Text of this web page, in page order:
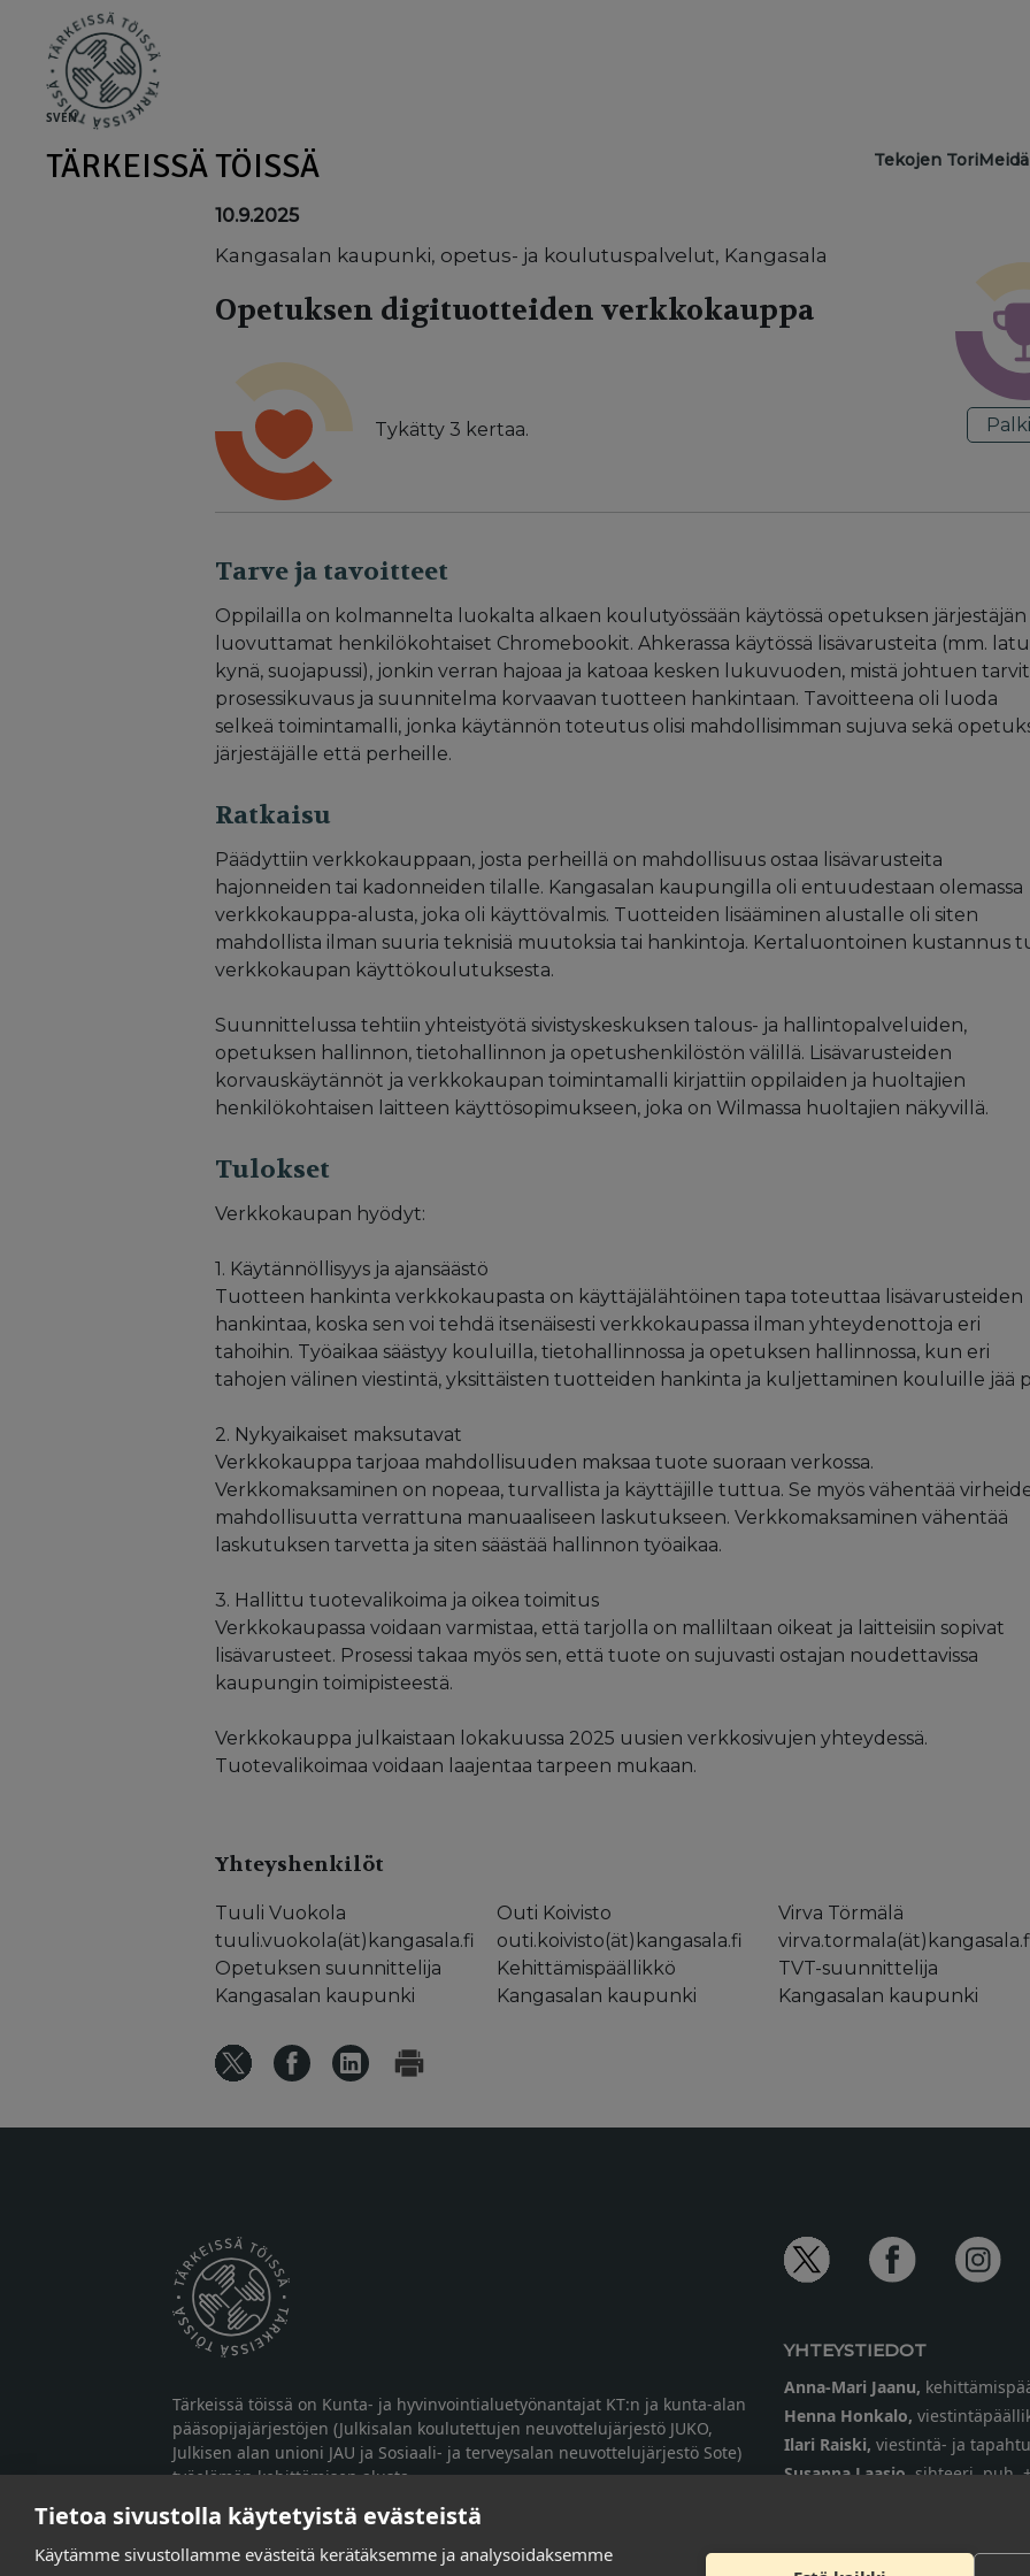
SVEN
TÄRKEISSÄ TÖISSÄ Main
Tekojen Tori
10.9.2025
Kangasalan kaupunki, opetus- ja koulutuspalvelut, Kangasala
Opetuksen digituotteiden verkkokauppa
Tykätty 3 kertaa.
Tarve ja tavoitteet
Oppilailla on kolmannelta luokalta alkaen koulutyössään käytössä opetuksen järjestäjän
luovuttamat henkilökohtaiset Chromebookit. Ahkerassa käytössä lisävarusteita (mm.
kynä, suojapussi), jonkin verran hajoaa ja katoaa kesken lukuvuoden, mistä johtuen
prosessikuvaus ja suunnitelma korvaavan tuotteen hankintaan. Tavoitteena oli luoda
selkeä toimintamalli, jonka käytännön toteutus olisi mahdollisimman sujuva sekä
järjestäjälle että perheille.
Ratkaisu
Päädyttiin verkkokauppaan, josta perheillä on mahdollisuus ostaa lisävarusteita
hajonneiden tai kadonneiden tilalle. Kangasalan kaupungilla oli entuudestaan olemassa
verkkokauppa-alusta, joka oli käyttövalmis. Tuotteiden lisääminen alustalle oli siten
mahdollista ilman suuria teknisiä muutoksia tai hankintoja. Kertaluontoinen kustannus
verkkokaupan käyttökoulutuksesta.
Suunnittelussa tehtiin yhteistyötä sivistyskeskuksen talous- ja hallintopalveluiden,
opetuksen hallinnon, tietohallinnon ja opetushenkilöstön välillä. Lisävarusteiden
korvauskäytännöt ja verkkokaupan toimintamalli kirjattiin oppilaiden ja huoltajien
henkilökohtaisen laitteen käyttösopimukseen, joka on Wilmassa huoltajien näkyvillä.
Tulokset
Verkkokaupan hyödyt:
1. Käytännöllisyys ja ajansäästö
Tuotteen hankinta verkkokaupasta on käyttäjälähtöinen tapa toteuttaa lisävarusteiden
hankintaa, koska sen voi tehdä itsenäisesti verkkokaupassa ilman yhteydenottoja eri
tahoihin. Työaikaa säästyy kouluilla, tietohallinnossa ja opetuksen hallinnossa, kun eri
tahojen välinen viestintä, yksittäisten tuotteiden hankinta ja kuljettaminen kouluille jää
2. Nykyaikaiset maksutavat
Verkkokauppa tarjoaa mahdollisuuden maksaa tuote suoraan verkossa.
Verkkomaksaminen on nopeaa, turvallista ja käyttäjille tuttua. Se myös vähentää
mahdollisuutta verrattuna manuaaliseen laskutukseen. Verkkomaksaminen vähentää
laskutuksen tarvetta ja siten säästää hallinnon työaikaa.
3. Hallittu tuotevalikoima ja oikea toimitus
Verkkokaupassa voidaan varmistaa, että tarjolla on malliltaan oikeat ja laitteisiin sopivat
lisävarusteet. Prosessi takaa myös sen, että tuote on sujuvasti ostajan noudettavissa
kaupungin toimipisteestä.
Verkkokauppa julkaistaan lokakuussa 2025 uusien verkkosivujen yhteydessä.
Tuotevalikoimaa voidaan laajentaa tarpeen mukaan.
Yhteyshenkilöt
Tuuli Vuokola
tuuli.vuokola(ät)kangasala.fi
Opetuksen suunnittelija
Kangasalan kaupunki
Outi Koivisto
outi.koivisto(ät)kangasala.fi
Kehittämispäällikkö
Kangasalan kaupunki
Virva Törmälä
TVT-suunnittelija
Kangasalan kaupunki
Tärkeissä töissä on Kunta- ja hyvinvointialuetyönantajat KT:n ja kunta-alan
pääsopijajärjestöjen (Julkisalan koulutettujen neuvottelujärjestö JUKO,
Julkisen alan unioni JAU ja Sosiaali- ja terveysalan neuvottelujärjestö Sote)
työelämän kehittämisen alusta.
YHTEYSTIEDOT
Anna-Mari Jaanu,
Henna Honkalo,
Ilari Raiski, viestintä- ja
Susanna Laasio, sihteeri,puh.
Tietoa sivustolla käytetyistä evästeistä
Käytämme sivustollamme evästeitä kerätäksemme ja analysoidaksemme